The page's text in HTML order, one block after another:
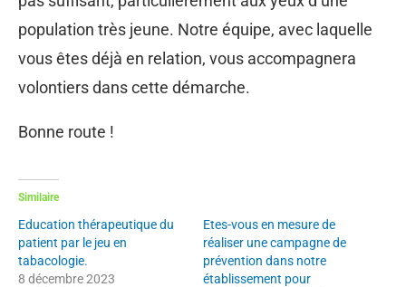
population très jeune. Notre équipe, avec laquelle
vous êtes déjà en relation, vous accompagnera
volontiers dans cette démarche.
Bonne route !
Similaire
Education thérapeutique du
patient par le jeu en
tabacologie.
8 décembre 2023
Etes-vous en mesure de
réaliser une campagne de
prévention dans notre
établissement pour